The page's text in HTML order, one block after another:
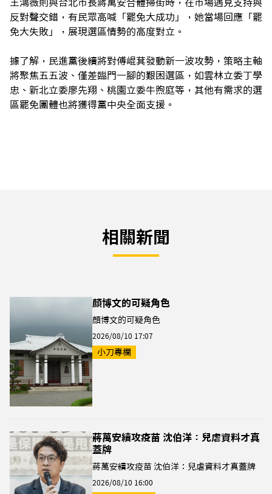
王鴻薇則與台北市長蔣萬安合體掃街時，在市場遇見支持與
反對聲交錯，有民眾高喊「罷免大成功」，她當場回應「罷
免大失敗」，展現選區情勢的高度對立。
據了解，民進黨後續將對傅崐萁發動新一波攻勢，策略主軸
將聚焦五五波、僅差臨門一腳的艱困選區，如雲林立委丁學
忠、新北立委廖先翔、桃園立委牛煦庭等，其他有需求的選
區罷免團體也將獲得黨中央全面支援。
相關新聞
顏博文的可疑角色
顏博文的可疑角色
2026/08/10 17:07
小刀專欄
蔣萬安續攻疫苗 沈伯洋：兒虐資料才真
蓋牌
蔣萬安續攻疫苗 沈伯洋：兒虐資料才真蓋牌
2026/08/10 16:00